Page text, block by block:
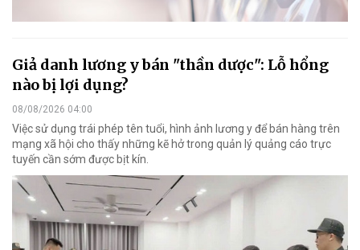
Giả danh lương y bán "thần dược": Lỗ hổng
nào bị lợi dụng?
08/08/2026 04:00
Việc sử dụng trái phép tên tuổi, hình ảnh lương y để bán hàng trên
mạng xã hội cho thấy những kẽ hở trong quản lý quảng cáo trực
tuyến cần sớm được bịt kín.